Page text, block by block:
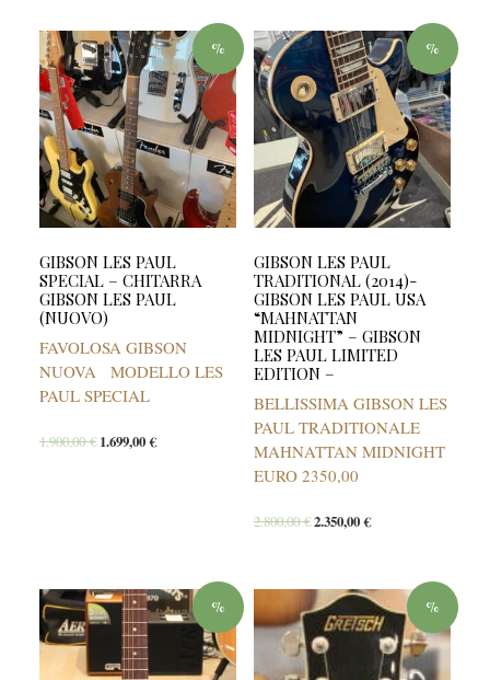
%
GIBSON LES PAUL
SPECIAL – CHITARRA
GIBSON LES PAUL
(NUOVO)
FAVOLOSA GIBSON
NUOVA MODELLO LES
PAUL SPECIAL
1.900,00€ 1.699,00€
%
GIBSON LES PAUL
TRADITIONAL (2014)-
GIBSON LES PAUL USA
“MAHNATTAN
MIDNIGHT” – GIBSON
LES PAUL LIMITED
EDITION –
BELLISSIMA GIBSON LES
PAUL TRADITIONALE
MAHNATTAN MIDNIGHT
EURO 2350,00
2.800,00€2.350,00€
% %